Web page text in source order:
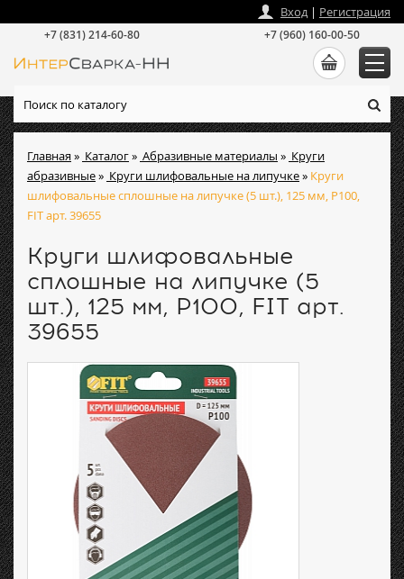
Главная» Каталог» Абразивные материалы » Круги
абразивные» Круги шлифовальные на липучке» Круги
шлифовальные сплошные на липучке (5 шт.), 125 мм, P100,
FIT арт. 39655
Круги шлифовальные
сплошные на липучке (5
шт.), 125 мм, P100, FIT арт.
39655
Вход| Регистрация
+7 (831) 214-60-80 +7 (960) 160-00-50